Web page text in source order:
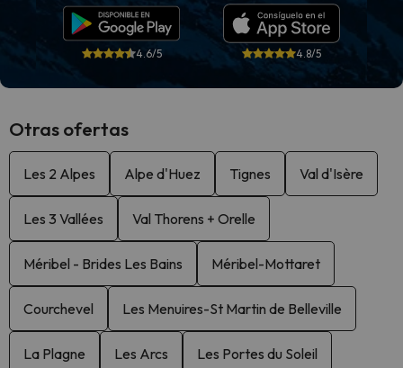
4.6/5 4.8/5
Otras ofertas
Les 2 Alpes Alpe d'Huez Tignes Val d'Isère
Les 3 Vallées Val Thorens + Orelle
Méribel - Brides Les Bains Méribel-Mottaret
Courchevel Les Menuires-St Martin de Belleville
La Plagne Les Arcs Les Portes du Soleil